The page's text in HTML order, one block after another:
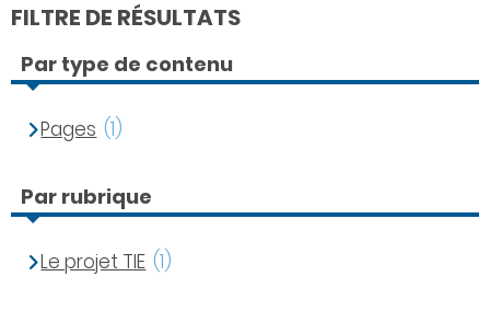
FILTRE DE RÉSULTATS
Par type de contenu
Pages (1)
Par rubrique
Le projet TIE (1)